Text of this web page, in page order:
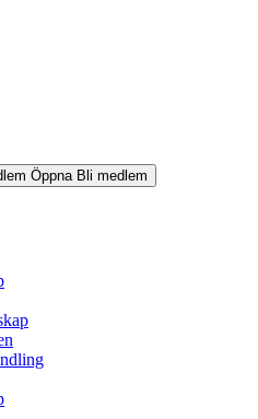
Öppna Bli medlem